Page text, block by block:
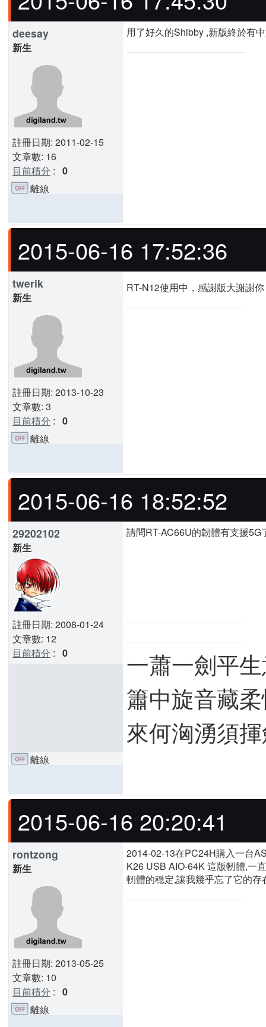
deesay
新生
註冊日期: 2011-02-15
文章數: 16
目前積分 : 0
用了好久的Shibby ,新版終於有
離線
2015-06-16 17:52:36
twerik
新生
註冊日期: 2013-10-23
文章數: 3
目前積分 : 0
RT-N12使用中，感謝版大謝謝
離線
2015-06-16 18:52:52
29202102
新生
註冊日期: 2008-01-24
文章數: 12
目前積分 : 0
請問RT-AC66U的韌體有支援5G
一蕭一劍平
簫中旋音藏
來何洶湧須
離線
2015-06-16 20:20:41
rontzong
新生
註冊日期: 2013-05-25
文章數: 10
目前積分 : 0
2014-02-13在PC24H購入一台
K26 USB AIO-64K 這版軔體,一
軔體的穏定,讓我幾乎忘了它的存
離線